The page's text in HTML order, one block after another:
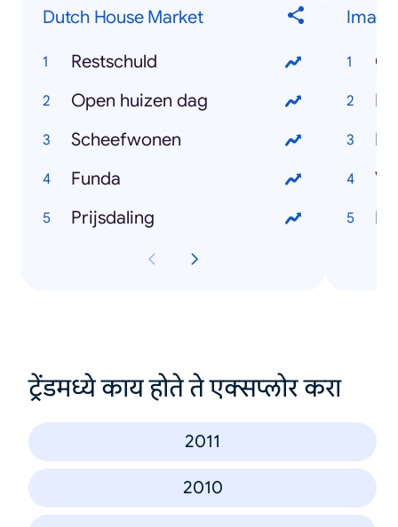
Dutch House Market
Restschuld
Open huizen dag
Scheefwonen
Funda
Prijsdaling
ट्रेंडमध्ये काय होते ते एक्सप्लोर करा
2011
2010